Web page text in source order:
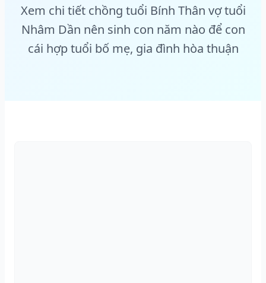
Xem chi tiết chồng tuổi Bính Thân vợ tuổi
Nhâm Dần nên sinh con năm nào để con
cái hợp tuổi bố mẹ, gia đình hòa thuận